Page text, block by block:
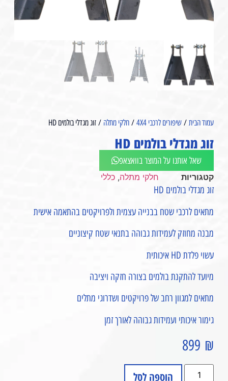
עמוד הבית/ שיפורים לרכבי 4X4 / חלקי מתלה / זוג מגדלי בולמים HD
זוג מגדלי בולמים HD
שאל אותנו על המוצר בוואצאפ
קטגוריות חלקי מתלה, כללי
זוג מגדלי בולמים HD
מתאים לרכבי שטח בבנייה עצמית ולפרויקטים בהתאמה אישית
מבנה מחוזק לעמידות גבוהה בתנאי שטח קיצוניים
עשוי פלדת HD איכותית
מיועד להתקנת בולמים בצורה חזקה ויציבה
מתאים למגוון רחב של פרויקטים ושדרוגי מתלים
גימור איכותי ועמידות גבוהה לאורך זמן
899 ₪
הוספה לסל